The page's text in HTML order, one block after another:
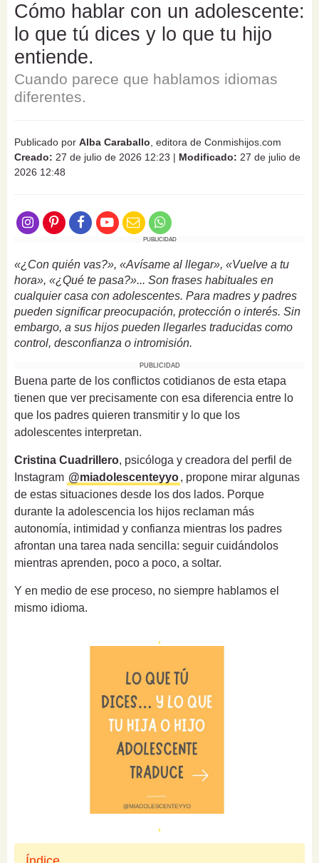
Cómo hablar con un adolescente:
lo que tú dices y lo que tu hijo
entiende.
Cuando parece que hablamos idiomas
diferentes.
Publicado por Alba Caraballo, editora de Conmishijos.com
Creado: 27 de julio de 2026 12:23 | Modificado: 27 de julio de
2026 12:48
PUBLICIDAD
«¿Con quién vas?», «Avísame al llegar», «Vuelve a tu
hora», «¿Qué te pasa?»... Son frases habituales en
cualquier casa con adolescentes. Para madres y padres
pueden significar preocupación, protección o interés. Sin
embargo, a sus hijos pueden llegarles traducidas como
control, desconfianza o intromisión.
PUBLICIDAD
Buena parte de los conflictos cotidianos de esta etapa
tienen que ver precisamente con esa diferencia entre lo
que los padres quieren transmitir y lo que los
adolescentes interpretan.
Cristina Cuadrillero, psicóloga y creadora del perfil de
Instagram @miadolescenteyyo, propone mirar algunas
de estas situaciones desde los dos lados. Porque
durante la adolescencia los hijos reclaman más
autonomía, intimidad y confianza mientras los padres
afrontan una tarea nada sencilla: seguir cuidándolos
mientras aprenden, poco a poco, a soltar.
Y en medio de ese proceso, no siempre hablamos el
mismo idioma.